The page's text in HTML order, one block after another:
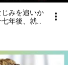
みを追いか
年後、就職
んだ。「妻